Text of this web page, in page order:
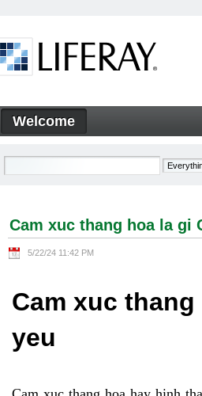
Cam xuc thang hoa la gi Cam
Navigation
Welcome
Cam xuc thang hoa la gi
5/22/24 11:42 PM
Cam xuc
yeu